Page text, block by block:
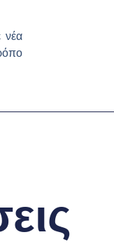
νέα